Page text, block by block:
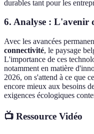
durables tant pour les
6. Analyse : L'avenir
Avec les avancées
connectivité, le paysage
L'importance de ces
notamment en matière
2026, on s'attend à ce que
encore mieux aux besoins
exigences écologiques
📺 Ressource Vidéo